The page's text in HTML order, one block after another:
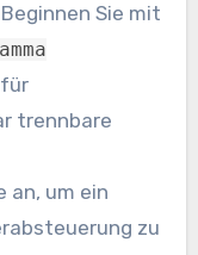
Sie mit
für
trennbare
an, um ein
zu